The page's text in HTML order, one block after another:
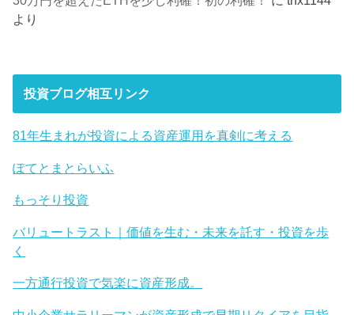
より
投資ブログ相互リンク
81年生まれが投資による資産運用を真剣に考える
ぽてとまとらいふ
もっそり投資
バリュートラスト｜価値を生む・未来を託す・投資を歩
く
一方通行投資で気楽に資産形成。